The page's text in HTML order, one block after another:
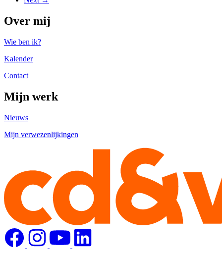
Over mij
Wie ben ik?
Kalender
Contact
Mijn werk
Nieuws
Mijn verwezenlijkingen